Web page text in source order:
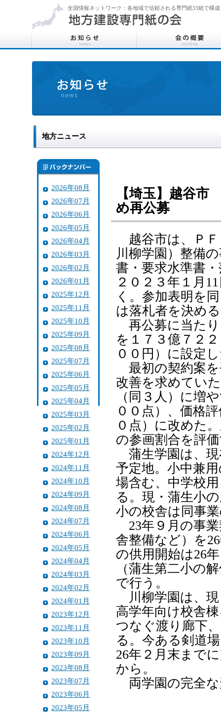
全国情報ネットワーク：各地域で信頼される専門紙33紙で構成
地方ニュース
2026年08月
2026年07月
2026年06月
2026年05月
2026年04月
2026年03月
2026年02月
2026年01月
2025年12月
2025年11月
2025年10月
2025年09月
2025年08月
2025年07月
2025年06月
2025年05月
2025年04月
2025年03月
2025年02月
2025年01月
2024年12月
2024年11月
2024年10月
2024年09月
2024年08月
2024年07月
2024年06月
2024年05月
2024年04月
2024年03月
2024年02月
2024年01月
2023年12月
2023年11月
2023年10月
2023年09月
2023年08月
2023年07月
2023年06月
2023年05月
【埼玉】越谷
め再公募
越谷市は、ＰＦ
川柳学園）整備
書・要求水準書
２０２３年１月
く。参加表明を
は落札者を決め
再公募に当たり
を１７３億７２
００円）に設定
最初の契約案を
改善を求めてい
（同３人）に増
００点）、価格
０点）に改めた
の参画割合を評
蒲生学園は、現
予定地。小中兼
場含む、中学校
る。現・蒲生小
小の校舎は同事
23年９月の事業
舎整備など）を
の供用開始は26
（蒲生第二小の
で行う。
川柳学園は、現
高学年向け校舎
つなぐ渡り廊下
る。今ある剣道
26年２月末まで
から。
両学園の完全な